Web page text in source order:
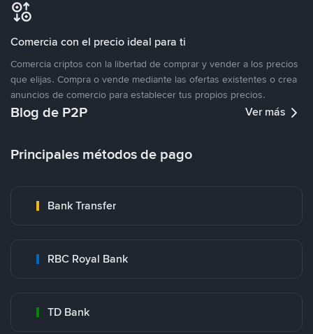
Comercia con el precio ideal para ti
Comercia criptos con la libertad de comprar y vender a los precios
que elijas. Compra o vende mediante las ofertas existentes o crea
anuncios de comercio para establecer tus propios precios.
Blog de P2P Ver más
Principales métodos de pago
Bank Transfer
RBC Royal Bank
TD Bank